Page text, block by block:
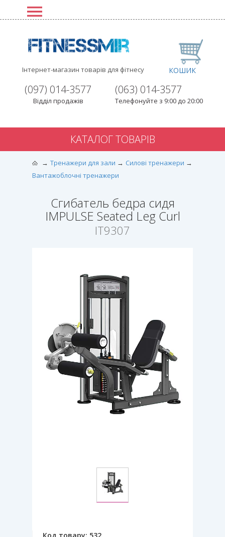
Інтернет-магазин товарів для фітнесу
(063) 014-3577
Телефонуйте з 9:00 до 20:00
(097) 014-3577
Відділ продажів
КОШИК
КАТАЛОГ ТОВАРІВ
Тренажери для зали
Силові тренажери
Вантажоблочні тренажери
Сгибатель бедра сидя
IMPULSE Seated Leg Curl
IT9307
Код товару: 532